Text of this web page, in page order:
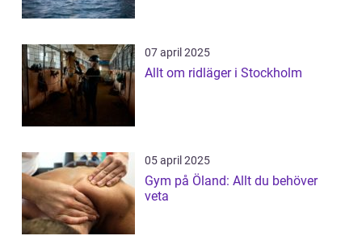
07 april 2025
Allt om ridläger i Stockholm
05 april 2025
Gym på Öland: Allt du behöver
veta